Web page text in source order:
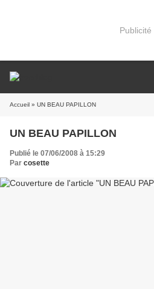
Publicité
Accueil » UN BEAU PAPILLON
UN BEAU PAPILLON
Publié le 07/06/2008 à 15:29
Par cosette